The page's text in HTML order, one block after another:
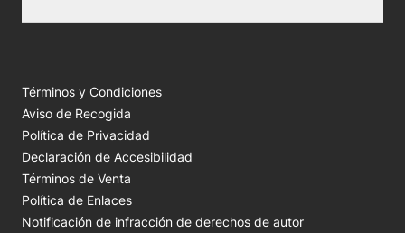
Términos y Condiciones
Aviso de Recogida
Política de Privacidad
Declaración de Accesibilidad
Términos de Venta
Política de Enlaces
Notificación de infracción de derechos de autor